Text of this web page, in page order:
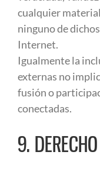
cualquier
ninguno de
Internet.
Igualmente la
externas no
fusión o
conectadas.
9.